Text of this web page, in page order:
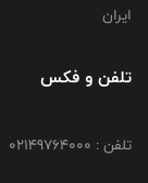
ایران
تلفن و فکس
تلفن : 02149764000